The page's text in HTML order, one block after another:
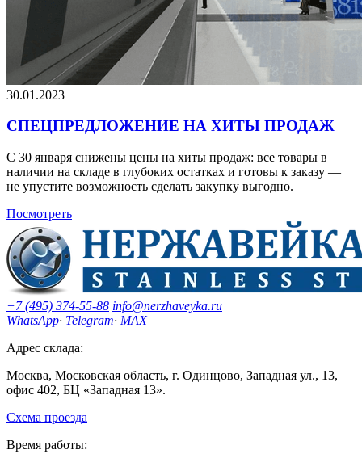
30.01.2023
СПЕЦПРЕДЛОЖЕНИЕ НА ХИТЫ ПРОДАЖ
С 30 января снижены цены на хиты продаж: все товары в
наличии на складе в глубоких остатках и готовы к заказу —
не упустите возможность сделать закупку выгодно.
Посмотреть
+7 (495) 374-55-88 info@nerzhaveyka.ru
WhatsApp· Telegram· MAX
Адрес склада:
Москва, Московская область, г. Одинцово, Западная ул., 13,
офис 402, БЦ «Западная 13».
Схема проезда
Время работы: